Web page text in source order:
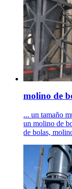
molino de
... un tamaño
un molino de
de bolas,